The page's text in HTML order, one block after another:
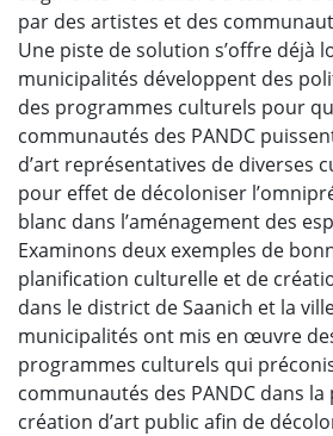
par des artistes et des
Une piste de solution s’offre déjà
municipalités développent des
des programmes culturels pour
communautés des PANDC
d’art représentatives de diverses
pour effet de décoloniser
blanc dans l’aménagement des
Examinons deux exemples de
planification culturelle et de
dans le district de Saanich et la
municipalités ont mis en œuvre
programmes culturels qui
communautés des PANDC dans
création d’art public afin de